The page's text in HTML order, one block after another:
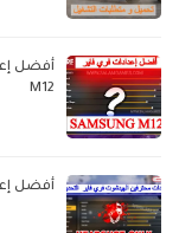
M12
أفضل